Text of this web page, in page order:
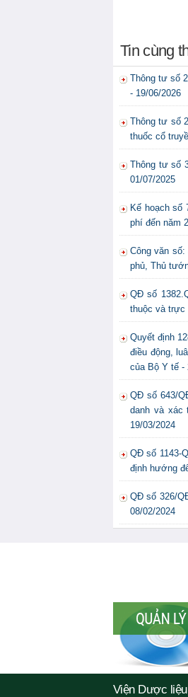
Tin cùng
Thông tư số
- 19/06/2026
Thông tư số
thuốc cổ
Thông tư số
01/07/2025
Kế hoạch số
phí đến năm
Công văn số:
phủ, Thủ
QĐ số
thuộc và trực
Quyết định
điều động,
của Bộ Y tế -
QĐ số 643/
danh và xác
19/03/2024
QĐ số 1143-
định hướng
QĐ số 326/
08/02/2024
Viện Dược